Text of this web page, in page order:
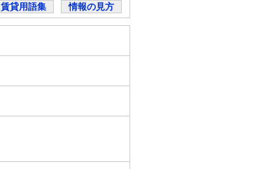
賃貸用語集 情報の見方